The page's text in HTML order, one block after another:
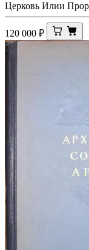
Церковь Илии
120 000 ₽